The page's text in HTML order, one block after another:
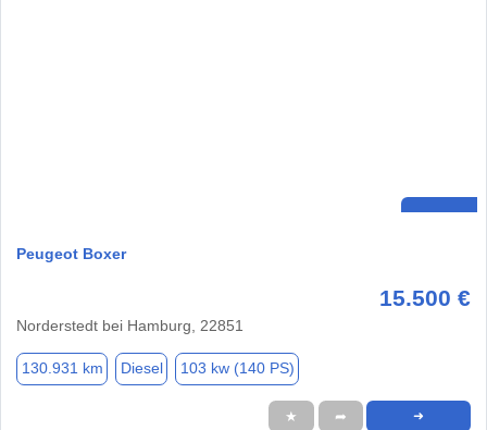
Peugeot Boxer
15.500 €
Norderstedt bei Hamburg, 22851
130.931 km Diesel 103 kw (140 PS)
★ ➦ ➜